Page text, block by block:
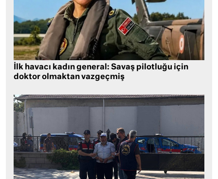
İlk havacı kadın general: Savaş pilotluğu için
doktor olmaktan vazgeçmiş